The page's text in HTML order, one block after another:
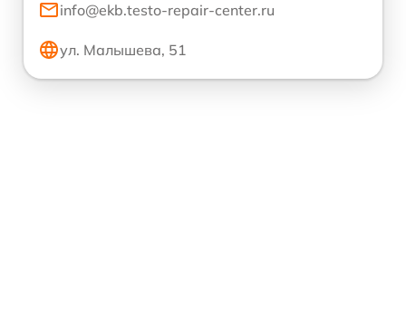
info@ekb.testo-repair-center.ru
ул. Малышева, 51